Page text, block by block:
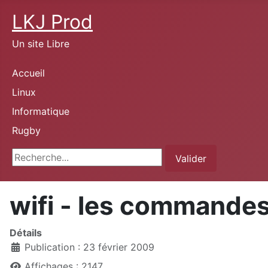
LKJ Prod
Un site Libre
Accueil
Linux
Informatique
Rugby
Rechercher
Valider
wifi - les
Détails
Publication : 23 février 2009